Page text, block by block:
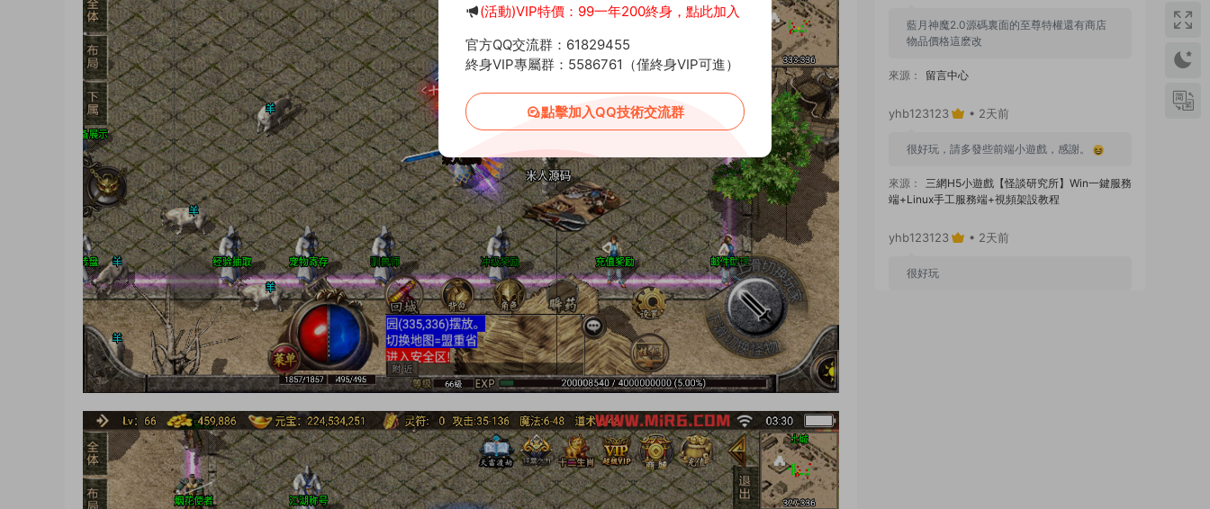
藍月神魔2.0源碼裏面的至尊特權還有商店
物品價格這麽改
來源： 留言中心
yhb123123 • 2天前
很好玩，請多發些前端小遊戲，感謝。
來源：
三網H5小遊戲【怪談研究所】Win一鍵服務
端+Linux手工服務端+視頻架設教程
yhb123123 • 2天前
很好玩
(活動)VIP特價：99一年200終身，點此加入
官方QQ交流群：61829455
終身VIP專屬群：5586761（僅終身VIP可進）
點擊加入QQ技術交流群